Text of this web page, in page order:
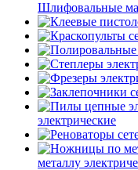
Шлифовальные
электрические
металлу